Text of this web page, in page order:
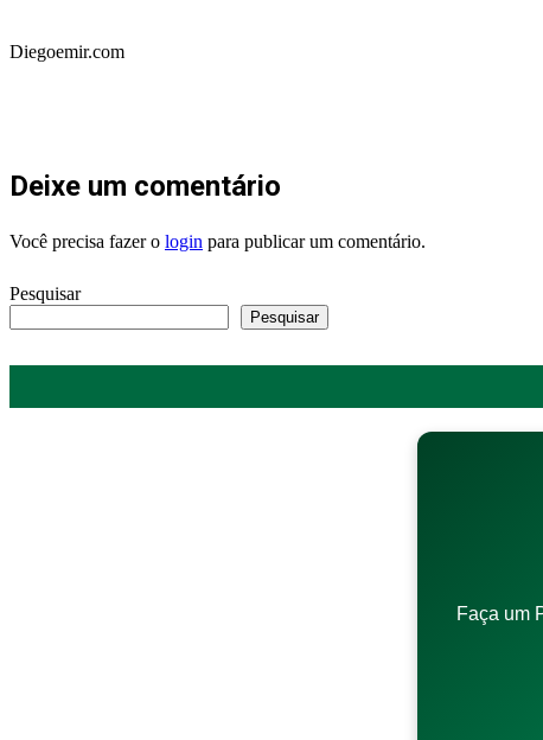
Diegoemir.com
Deixe um comentário
Você precisa fazer o login para publicar um comentário.
Pesquisar
Pesquisar
Faça um